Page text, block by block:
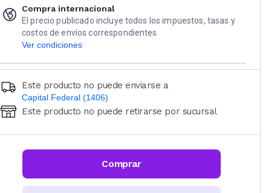
Compra internacional
El precio publicado incluye todos los impuestos, tasas y
costos de envíos correspondientes
Ver condiciones
Este producto no puede enviarse a
Capital Federal (1406)
Ingresá código postal (sólo números)
CALCULAR
Este producto no puede retirarse por sucursal
Comprar